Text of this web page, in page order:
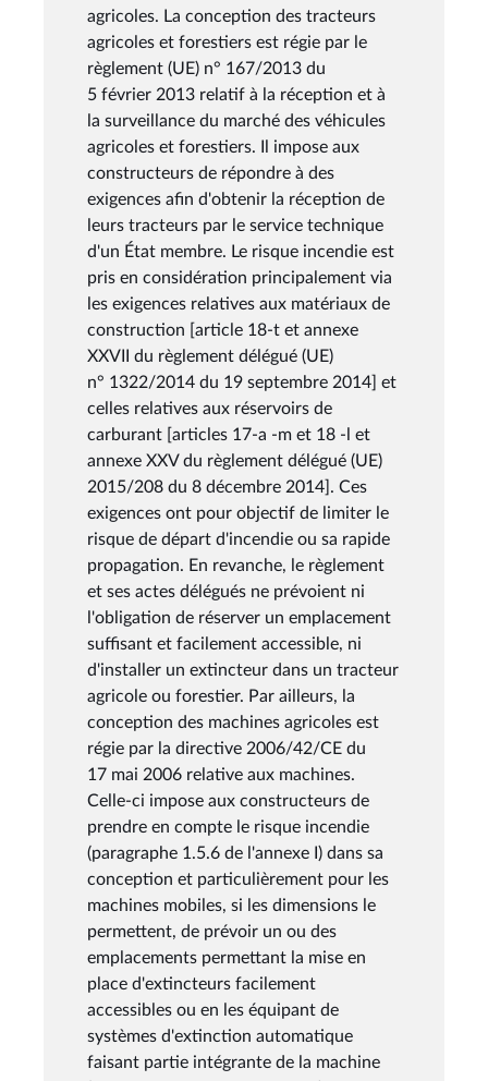
agricoles. La conception des tracteurs
agricoles et forestiers est régie par le
règlement (UE) n° 167/2013 du
5 février 2013 relatif à la réception et à
la surveillance du marché des véhicules
agricoles et forestiers. Il impose aux
constructeurs de répondre à des
exigences afin d'obtenir la réception de
leurs tracteurs par le service technique
d'un État membre. Le risque incendie est
pris en considération principalement via
les exigences relatives aux matériaux de
construction [article 18-t et annexe
XXVII du règlement délégué (UE)
n° 1322/2014 du 19 septembre 2014] et
celles relatives aux réservoirs de
carburant [articles 17-a -m et 18 -l et
annexe XXV du règlement délégué (UE)
2015/208 du 8 décembre 2014]. Ces
exigences ont pour objectif de limiter le
risque de départ d'incendie ou sa rapide
propagation. En revanche, le règlement
et ses actes délégués ne prévoient ni
l'obligation de réserver un emplacement
suffisant et facilement accessible, ni
d'installer un extincteur dans un tracteur
agricole ou forestier. Par ailleurs, la
conception des machines agricoles est
régie par la directive 2006/42/CE du
17 mai 2006 relative aux machines.
Celle-ci impose aux constructeurs de
prendre en compte le risque incendie
(paragraphe 1.5.6 de l'annexe I) dans sa
conception et particulièrement pour les
machines mobiles, si les dimensions le
permettent, de prévoir un ou des
emplacements permettant la mise en
place d'extincteurs facilement
accessibles ou en les équipant de
systèmes d'extinction automatique
faisant partie intégrante de la machine